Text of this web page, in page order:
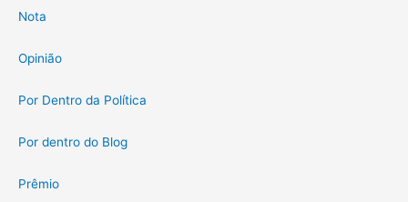
Nota
Opinião
Por Dentro da Política
Por dentro do Blog
Prêmio